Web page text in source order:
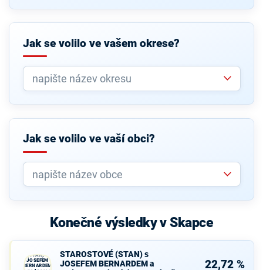
Jak se volilo ve vašem okrese?
Jak se volilo ve vaší obci?
Konečné výsledky v Skapce
(STAN) s
JOSEFEM
BERNARDEM
STAROSTOVÉ (STAN) s
JOSEFEM BERNARDEM a
22,72 %